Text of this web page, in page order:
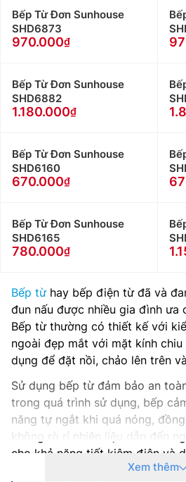
Bếp Từ Đơn Sunhouse
SHD6873
970.000
Bếp Từ Đơn Sunhouse
SHD6882
1.180.000
Bếp Từ Đơn Sunhouse
SHD6160
670.000
Bếp Từ Đơn Sunhouse
SHD6165
780.000
Bếp từhay bếp điện từ đã và
đun nấu được nhiều gia đình ưa
Bếp từ thường có thiết kế với
ngoài đẹp mắt với mặt kính
dụng để đặt nồi, chảo lên trên
Sử dụng bếp từ đảm bảo an
trong quá trình sử dụng, bếp
năng tự ngắt khi quá nóng,
không rò rỉ nhiên liệu dẫn đến
cho khả năng tiết kiệm điện và
Xem thêm